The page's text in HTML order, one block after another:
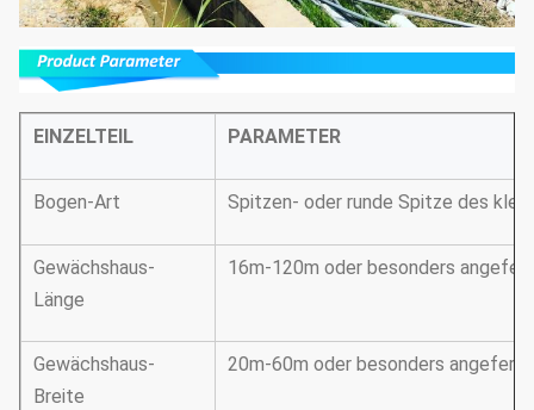
EINZELTEIL PARAMETER
Bogen-Art Spitzen- oder runde Spitze des
Gewächshaus-
Länge
16m-120m oder besonders
Gewächshaus-
Breite
20m-60m oder besonders